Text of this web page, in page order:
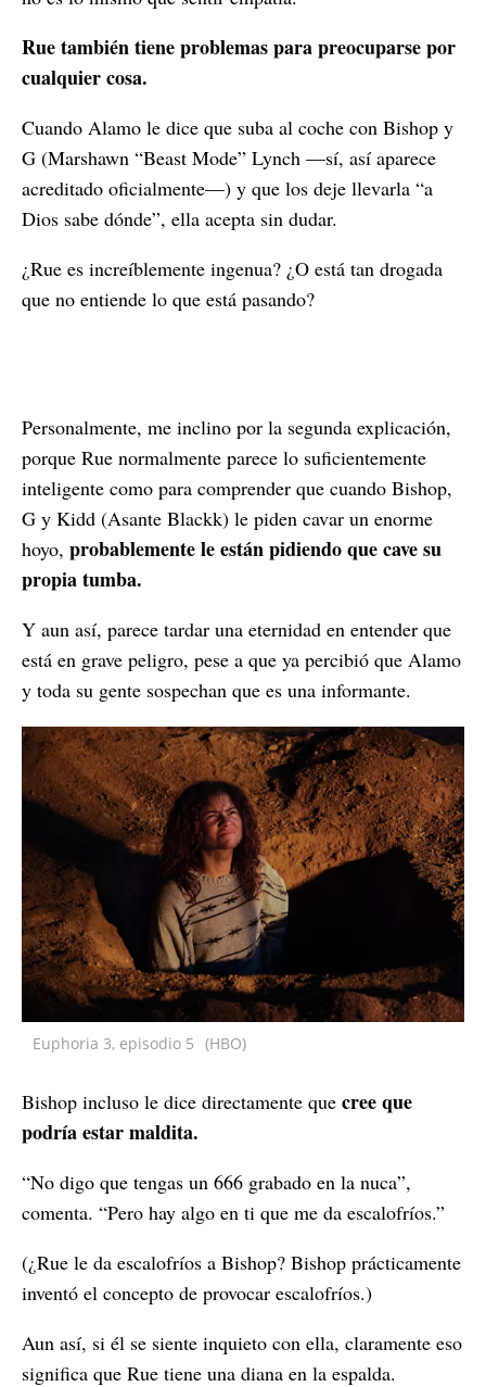
Rue también tiene problemas para preocuparse por
cualquier cosa.
Cuando Alamo le dice que suba al coche con Bishop y
G (Marshawn “Beast Mode” Lynch —sí, así aparece
acreditado oficialmente—) y que los deje llevarla “a
Dios sabe dónde”, ella acepta sin dudar.
¿Rue es increíblemente ingenua? ¿O está tan drogada
que no entiende lo que está pasando?
Personalmente, me inclino por la segunda explicación,
porque Rue normalmente parece lo suficientemente
inteligente como para comprender que cuando Bishop,
G y Kidd (Asante Blackk) le piden cavar un enorme
hoyo, probablemente le están pidiendo que cave su
propia tumba.
Y aun así, parece tardar una eternidad en entender que
está en grave peligro, pese a que ya percibió que Alamo
y toda su gente sospechan que es una informante.
Euphoria 3, episodio 5 (HBO)
Bishop incluso le dice directamente que cree que
podría estar maldita.
“No digo que tengas un 666 grabado en la nuca”,
comenta. “Pero hay algo en ti que me da escalofríos.”
(¿Rue le da escalofríos a Bishop? Bishop prácticamente
inventó el concepto de provocar escalofríos.)
Aun así, si él se siente inquieto con ella, claramente eso
significa que Rue tiene una diana en la espalda.